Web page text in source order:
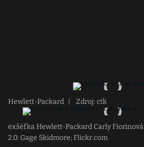
Hewlett-Packard Zdroj: ctk
exšéfka Hewlett-Packard Carly Fiorinová
2.0: Gage Skidmore; Flickr.com